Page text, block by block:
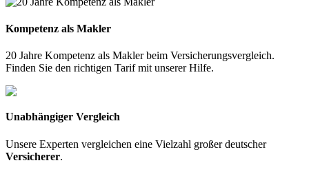
Kompetenz als Makler
20 Jahre Kompetenz als Makler beim Versicherungsvergleich.
Finden Sie den richtigen Tarif mit unserer Hilfe.
Unabhängiger Vergleich
Unsere Experten vergleichen eine Vielzahl großer deutscher
Versicherer.